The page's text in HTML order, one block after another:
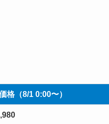
格（8/1 0:00〜）